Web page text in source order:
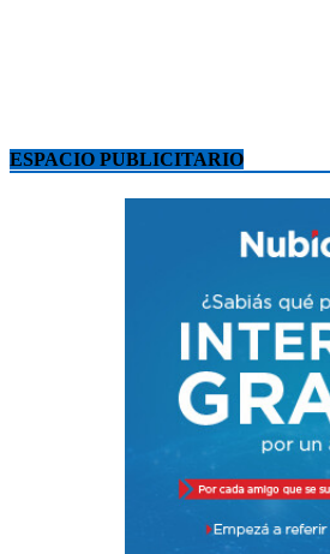
ESPACIO PUBLICITARIO